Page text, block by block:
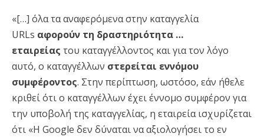
«[…] όλα τα αναφερόμενα στην καταγγελία
URLs αφορούν τη δραστηριότητα …
εταιρείας του καταγγέλλοντος και για τον λόγο
αυτό, ο καταγγέλλων στερείται εννόμου
συμφέροντος. Στην περίπτωση, ωστόσο, εάν ήθελε
κριθεί ότι ο καταγγέλλων έχει έννομο συμφέρον για
την υποβολή της καταγγελίας, η εταιρεία ισχυρίζεται
ότι «Η Google δεν δύναται να αξιολογήσει το εν